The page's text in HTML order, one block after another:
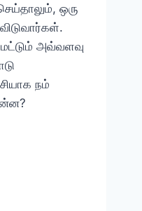
ஒரு
அவ்வளவு
நம்